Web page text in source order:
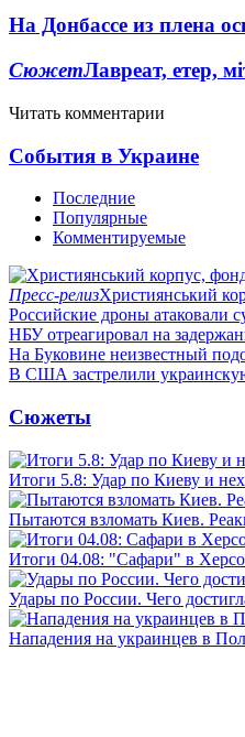
На Донбассе из плена
СюжетЛавреат, етер,
Читать комментарии
События в Украине
Последние
Популярные
Комментируемые
Пресс-релизХристиянський
Российские дроны атаковали
НБУ отреагировал на
На Буковине неизвестный
В США застрелили
Сюжеты
Итоги 5.8: Удар по Киеву и
Пытаются взломать Киев.
Итоги 04.08: "Сафари" в
Удары по России. Чего
Нападения на украинцев в